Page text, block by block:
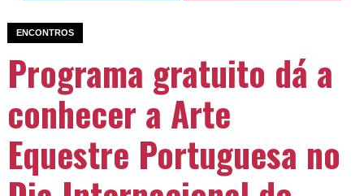
ENCONTROS
Programa gratuito dá a
conhecer a Arte
Equestre Portuguesa no